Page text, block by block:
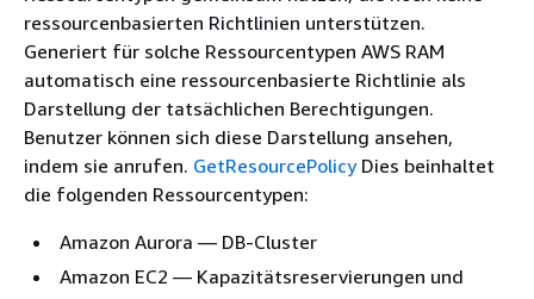
ressourcenbasierten Richtlinien unterstützen.
Generiert für solche Ressourcentypen AWS RAM
automatisch eine ressourcenbasierte Richtlinie als
Darstellung der tatsächlichen Berechtigungen.
Benutzer können sich diese Darstellung ansehen,
indem sie anrufen. GetResourcePolicyDies beinhaltet
die folgenden Ressourcentypen:
Amazon Aurora — DB-Cluster
Amazon EC2 — Kapazitätsreservierungen und